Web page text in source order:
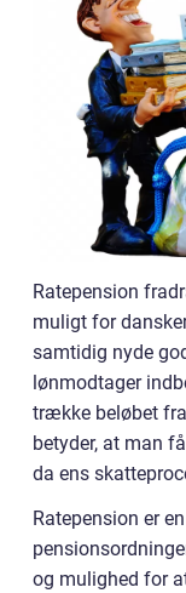
Ratepension
muligt for
samtidig nyde
lønmodtager
trække beløbet
betyder, at man
da ens
Ratepension er
og mulighed for